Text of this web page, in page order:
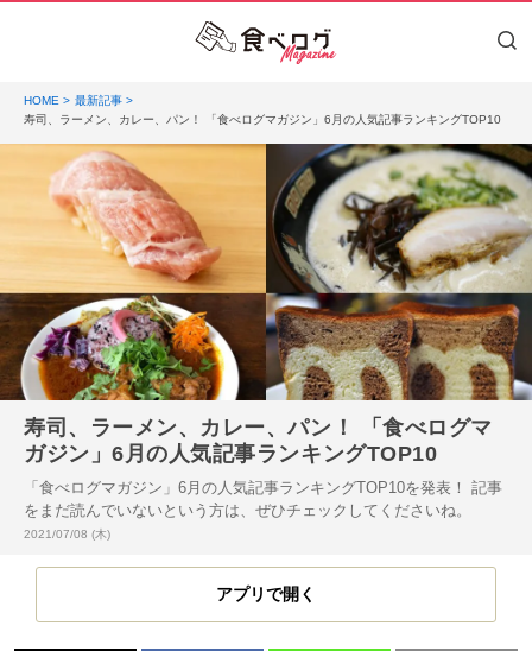
HOME
最新記事
寿司、ラーメン、カレー、パン！ 「食べログマガジン」6月の人気記事ランキングTOP10
寿司、ラーメン、カレー、パン！ 「食べログマ
ガジン」6月の人気記事ランキングTOP10
「食べログマガジン」6月の人気記事ランキングTOP10を発表！ 記事
をまだ読んでいないという方は、ぜひチェックしてくださいね。
投稿日:
2021/07/08 (木)
アプリで開く